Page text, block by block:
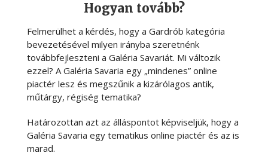
Hogyan tovább?
Felmerülhet a kérdés, hogy a Gardrób kategória
bevezetésével milyen irányba szeretnénk
továbbfejleszteni a Galéria Savariát. Mi változik
ezzel? A Galéria Savaria egy „mindenes” online
piactér lesz és megszűnik a kizárólagos antik,
műtárgy, régiség tematika?
Határozottan azt az álláspontot képviseljük, hogy a
Galéria Savaria egy tematikus online piactér és az is
marad.